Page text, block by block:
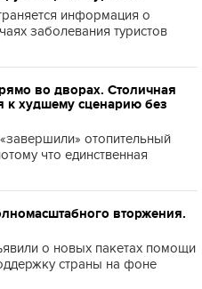
информация о
заболевания туристов
во дворах. Столичная
к худшему сценарию без
отопительный
что единственная
вторжения.
о новых пакетах помощи
страны на фоне